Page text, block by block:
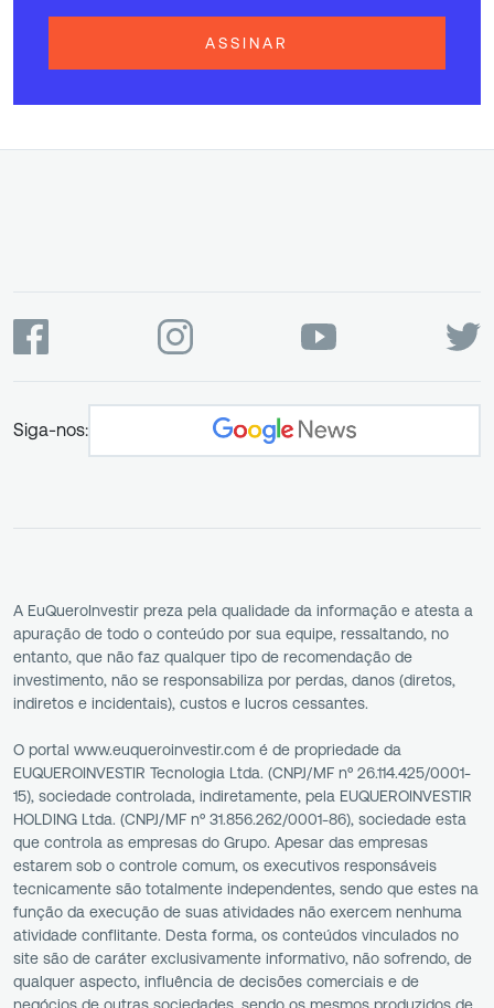
ASSINAR
Siga-nos:
A EuQueroInvestir preza pela qualidade da informação e atesta a
apuração de todo o conteúdo por sua equipe, ressaltando, no
entanto, que não faz qualquer tipo de recomendação de
investimento, não se responsabiliza por perdas, danos (diretos,
indiretos e incidentais), custos e lucros cessantes.
O portal www.euqueroinvestir.com é de propriedade da
EUQUEROINVESTIR Tecnologia Ltda. (CNPJ/MF nº 26.114.425/0001-
15), sociedade controlada, indiretamente, pela EUQUEROINVESTIR
HOLDING Ltda. (CNPJ/MF nº 31.856.262/0001-86), sociedade esta
que controla as empresas do Grupo. Apesar das empresas
estarem sob o controle comum, os executivos responsáveis
tecnicamente são totalmente independentes, sendo que estes na
função da execução de suas atividades não exercem nenhuma
atividade conflitante. Desta forma, os conteúdos vinculados no
site são de caráter exclusivamente informativo, não sofrendo, de
qualquer aspecto, influência de decisões comerciais e de